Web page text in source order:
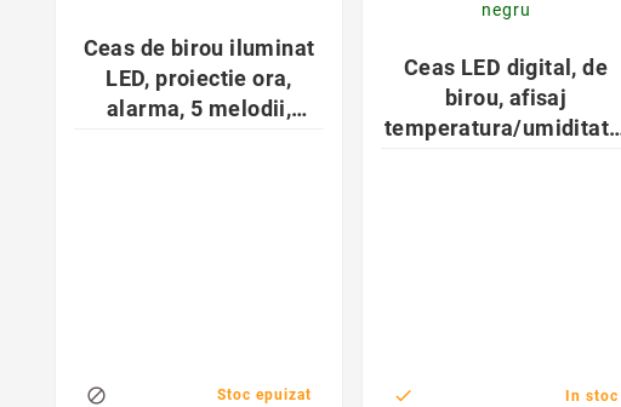
Ceas de birou iluminat
LED, proiectie ora,
alarma, 5 melodii,
 Stoc epuizat
Ceas LED digital, de
birou, afisaj
temperatura/
 In stoc